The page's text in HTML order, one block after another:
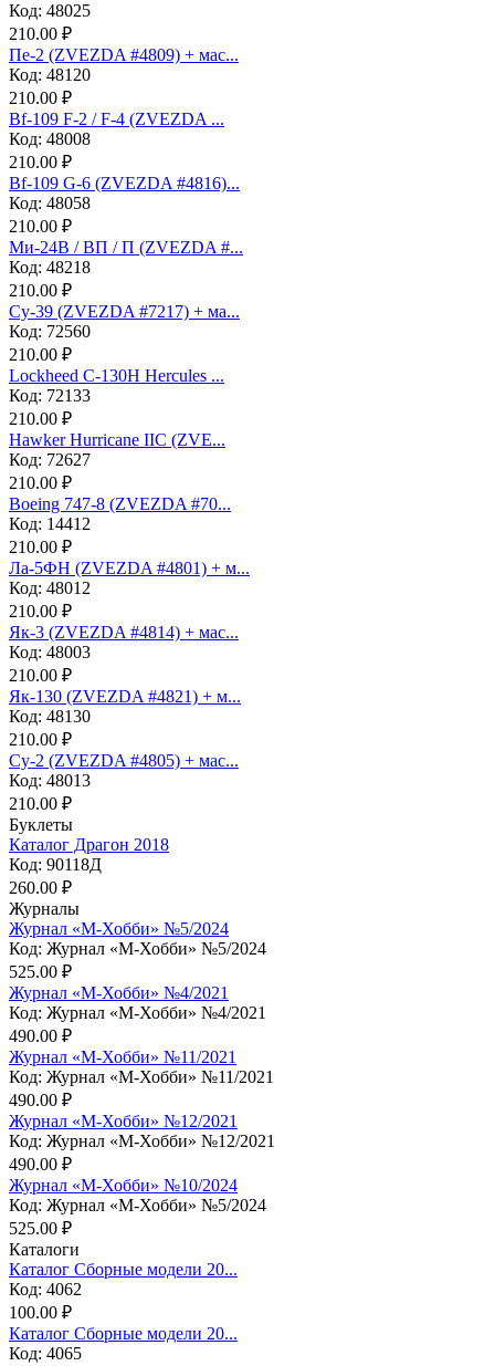
Код: 48025
210.00 ₽
Пе-2 (ZVEZDA #4809) + мас...
Код: 48120
210.00 ₽
Bf-109 F-2 / F-4 (ZVEZDA ...
Код: 48008
210.00 ₽
Bf-109 G-6 (ZVEZDA #4816)...
Код: 48058
210.00 ₽
Ми-24В / ВП / П (ZVEZDA #...
Код: 48218
210.00 ₽
Су-39 (ZVEZDA #7217) + ма...
Код: 72560
210.00 ₽
Lockheed C-130H Hercules ...
Код: 72133
210.00 ₽
Hawker Hurricane IIC (ZVE...
Код: 72627
210.00 ₽
Boeing 747-8 (ZVEZDA #70...
Код: 14412
210.00 ₽
Ла-5ФН (ZVEZDA #4801) + м...
Код: 48012
210.00 ₽
Як-3 (ZVEZDA #4814) + мас...
Код: 48003
210.00 ₽
Як-130 (ZVEZDA #4821) + м...
Код: 48130
210.00 ₽
Су-2 (ZVEZDA #4805) + мас...
Код: 48013
210.00 ₽
Буклеты
Каталог Драгон 2018
Код: 90118Д
260.00 ₽
Журналы
Журнал «М-Хобби» №5/2024
Код: Журнал «М-Хобби» №5/2024
525.00 ₽
Журнал «М-Хобби» №4/2021
Код: Журнал «М-Хобби» №4/2021
490.00 ₽
Журнал «М-Хобби» №11/2021
Код: Журнал «М-Хобби» №11/2021
490.00 ₽
Журнал «М-Хобби» №12/2021
Код: Журнал «М-Хобби» №12/2021
490.00 ₽
Журнал «М-Хобби» №10/2024
Код: Журнал «М-Хобби» №5/2024
525.00 ₽
Каталоги
Каталог Сборные модели 20...
Код: 4062
100.00 ₽
Каталог Сборные модели 20...
Код: 4065